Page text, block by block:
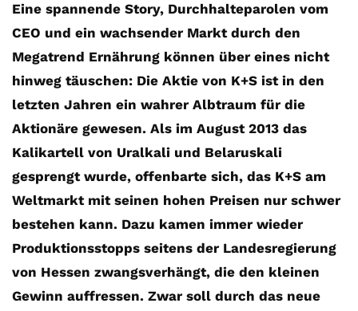
Eine spannende Story, Durchhalteparolen vom
CEO und ein wachsender Markt durch den
Megatrend Ernährung können über eines nicht
hinweg täuschen: Die Aktie von K+S ist in den
letzten Jahren ein wahrer Albtraum für die
Aktionäre gewesen. Als im August 2013 das
Kalikartell von Uralkali und Belaruskali
gesprengt wurde, offenbarte sich, das K+S am
Weltmarkt mit seinen hohen Preisen nur schwer
bestehen kann. Dazu kamen immer wieder
Produktionsstopps seitens der Landesregierung
von Hessen zwangsverhängt, die den kleinen
Gewinn auffressen. Zwar soll durch das neue